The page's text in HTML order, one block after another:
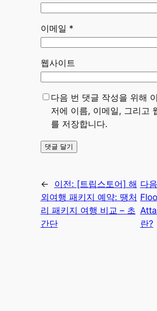
이메일 *
웹사이트
다음 번 댓글 작성을 위해
저에 이름, 이메일, 그리고
를 저장합니다.
← 이전: [트립스토어] 해
외여행 패키지 예약: 땡처
리 패키지 여행 비교 – 초
간단
다
란?